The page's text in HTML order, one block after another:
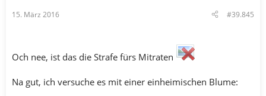
15. März 2016 #39.845
Och nee, ist das die Strafe fürs Mitraten
Na gut, ich versuche es mit einer einheimischen Blume: